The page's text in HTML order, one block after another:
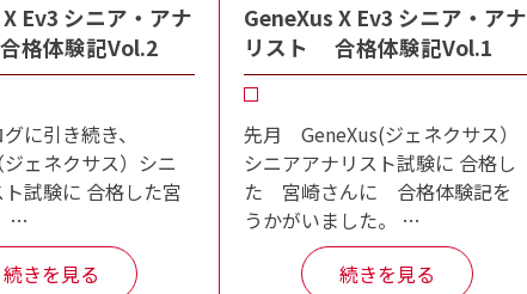
Ev3 シニア・アナ
格体験記Vol.2
に引き続き、
ェネクサス）シニ
試験に 合格した宮
…
続きを見る
GeneXus X Ev3 シニア・アナ
リスト 合格体験記Vol.1
先月 GeneXus(ジェネクサス）
シニアアナリスト試験に 合格し
た 宮崎さんに 合格体験記を
うかがいました。 …
続きを見る